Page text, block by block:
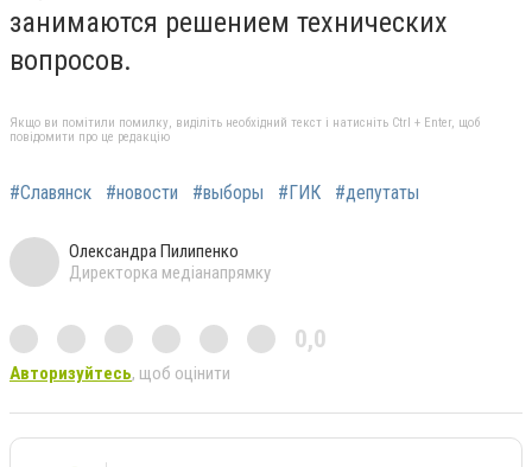
занимаются решением технических
вопросов.
Якщо ви помітили помилку, виділіть необхідний текст і натисніть Ctrl + Enter, щоб
повідомити про це редакцію
#Славянск #новости #выборы #ГИК #депутаты
Олександра Пилипенко
Директорка медіанапрямку
0,0
Авторизуйтесь, щоб оцінити